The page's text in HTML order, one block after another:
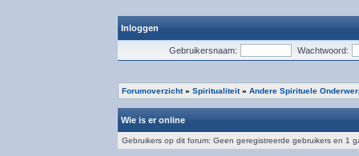
Inloggen
Gebruikersnaam: Wachtwoord:
Forumoverzicht» Spiritualiteit» Andere Spirituele
Wie is er online
Gebruikers op dit forum: Geen geregistreerde gebruikers en 1